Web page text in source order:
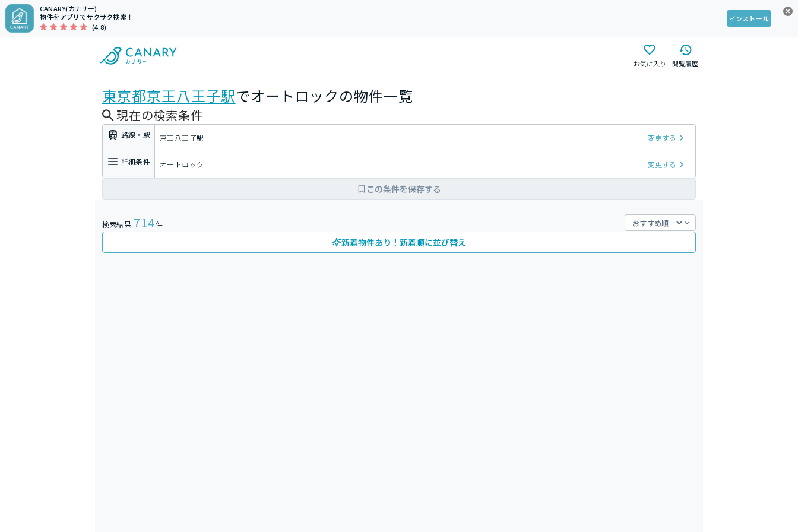
CANARY(カナリー)
物件をアプリでサクサク検索！
(4.8)
インストール
お気に入り 閲覧履歴
東京都京王八王子駅でオートロックの物件一覧
現在の検索条件
路線・駅 京王八王子駅 変更する
詳細条件 オートロック 変更する
この条件を保存する
検索結果 714件
新着物件あり！新着順に並び替え